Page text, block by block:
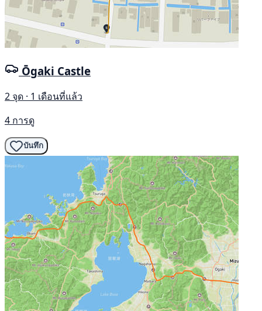
Ōgaki Castle
2 จุด · 1 เดือนที่แล้ว
4 การดู
บันทึก